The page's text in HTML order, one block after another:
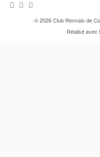
· © 2026 Club Rennais de
Réalisé avec